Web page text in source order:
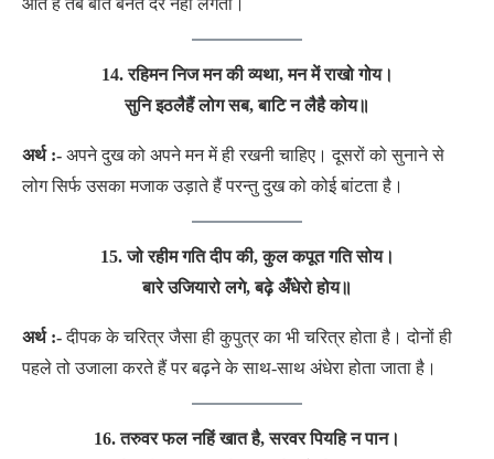
आते हैं तब बात बनते देर नहीं लगती।
14. रहिमन निज मन की व्यथा, मन में राखो गोय।
सुनि इठलैहैं लोग सब, बाटि न लैहै कोय॥
अर्थ :- अपने दुख को अपने मन में ही रखनी चाहिए। दूसरों को सुनाने से
लोग सिर्फ उसका मजाक उड़ाते हैं परन्तु दुख को कोई बांटता है।
15. जो रहीम गति दीप की, कुल कपूत गति सोय।
बारे उजियारो लगे, बढ़े अँधेरो होय॥
अर्थ :-दीपक के चरित्र जैसा ही कुपुत्र का भी चरित्र होता है। दोनों ही
पहले तो उजाला करते हैं पर बढ़ने के साथ-साथ अंधेरा होता जाता है।
16. तरुवर फल नहिं खात है, सरवर पियहि न पान।